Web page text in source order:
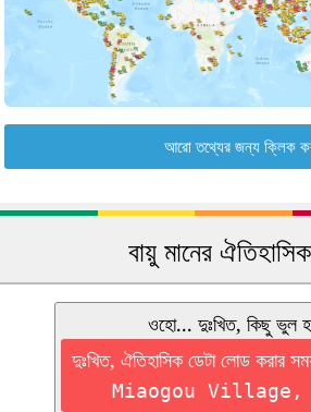
আরো তথ্যের জন্য ক্লিক
বায়ু মানের
ওহো... দুঃখিত, কিছু ভুল
দুঃখিত, ঐতিহাসিক ডেটা লোড করার
Miaogou